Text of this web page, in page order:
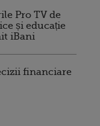
Pro TV de
și educație
iBani
financiare